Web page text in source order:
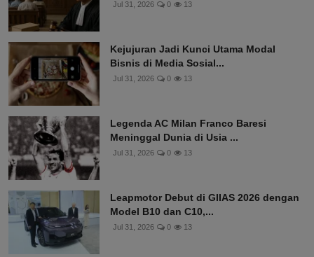
Jul 31, 2026 0 13
Kejujuran Jadi Kunci Utama Modal
Bisnis di Media Sosial...
Jul 31, 2026 0 13
Legenda AC Milan Franco Baresi
Meninggal Dunia di Usia ...
Jul 31, 2026 0 13
Leapmotor Debut di GIIAS 2026 dengan
Model B10 dan C10,...
Jul 31, 2026 0 13